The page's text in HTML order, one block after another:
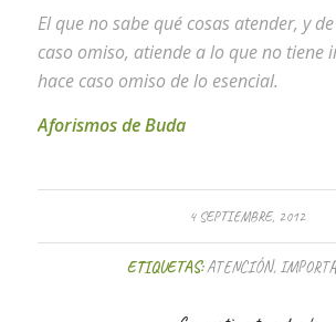
El que no sabe qué cosas atender, y
caso omiso, atiende a lo que no tiene
hace caso omiso de lo esencial.
Aforismos de Buda
4 SEPTIEMBRE, 2012
ETIQUETAS:ATENCIÓN,